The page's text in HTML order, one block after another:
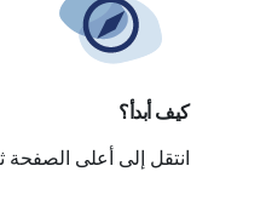
كيف أبدأ؟
انتقل إلى أعلى الصفحة